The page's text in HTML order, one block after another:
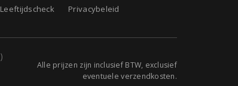
Leeftijdscheck
Privacybeleid
Alle prijzen zijn inclusief BTW, exclusief
eventuele verzendkosten.